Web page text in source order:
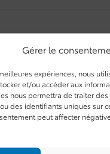
Gérer le
expériences, nous
et/ou accéder aux
nous permettra de traiter
des identifiants uniques sur
peut affecter